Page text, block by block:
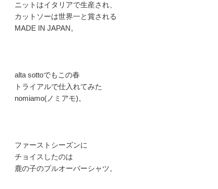
ニットはイタリアで生産され、
カットソーは世界一と賞される
MADE IN JAPAN。
alta sottoでもこの春
トライアルで仕入れてみた
nomiamo(ノミアモ)。
ファーストシーズンに
チョイスしたのは
鹿の子のプルオーバーシャツ。